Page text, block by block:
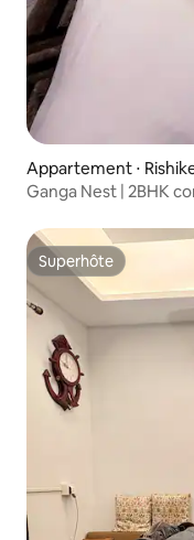
Appartement ⋅
Ganga Nest | 2BHK
Superhôte
Superhôte